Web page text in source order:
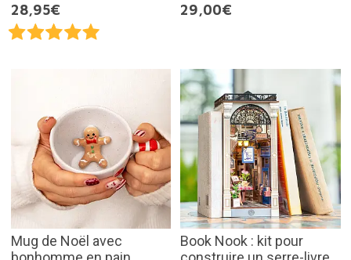
28,95€
29,00€
Mug de Noël avec
Book Nook : kit pour